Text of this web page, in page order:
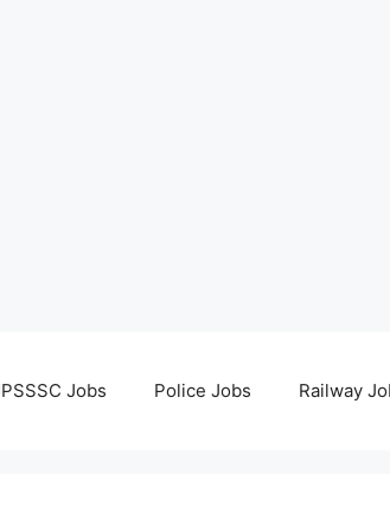
Jobs Police Jobs Railway